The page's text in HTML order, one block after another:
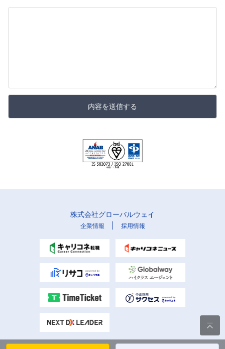
内容を送信する
株式会社グローバルウェイ
企業情報 採用情報
